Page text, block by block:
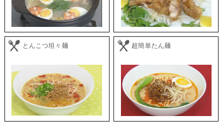
とんこつ坦々麺 超簡単たん麺